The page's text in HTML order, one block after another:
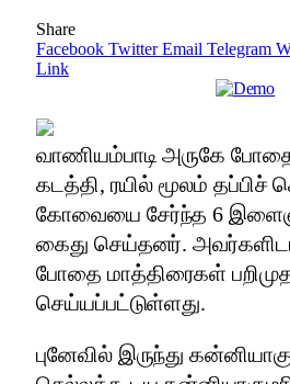
Share
Facebook Twitter Email Telegram
Link
வாணியம்பாடி அருகே
கடத்தி, ரயில் மூலம் தப்பிச்
கோவையை சேர்ந்த 6
கைது செய்தனர்.
போதை மாத்திரைகள்
செய்யப்பட்டுள்ளது.
புனேவில் இருந்து